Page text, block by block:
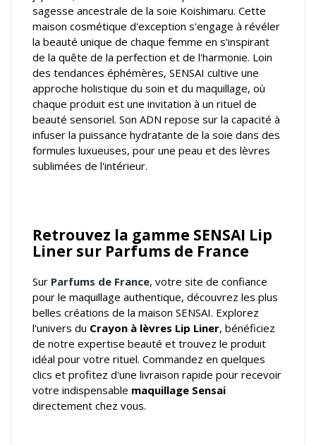
sagesse ancestrale de la soie Koishimaru. Cette
maison cosmétique d'exception s'engage à révéler
la beauté unique de chaque femme en s'inspirant
de la quête de la perfection et de l'harmonie. Loin
des tendances éphémères, SENSAI cultive une
approche holistique du soin et du maquillage, où
chaque produit est une invitation à un rituel de
beauté sensoriel. Son ADN repose sur la capacité à
infuser la puissance hydratante de la soie dans des
formules luxueuses, pour une peau et des lèvres
sublimées de l'intérieur.
Retrouvez la gamme SENSAI Lip
Liner sur Parfums de France
Sur Parfums de France, votre site de confiance
pour le maquillage authentique, découvrez les plus
belles créations de la maison SENSAI. Explorez
l'univers du Crayon à lèvres Lip Liner, bénéficiez
de notre expertise beauté et trouvez le produit
idéal pour votre rituel. Commandez en quelques
clics et profitez d'une livraison rapide pour recevoir
votre indispensable maquillage Sensai
directement chez vous.